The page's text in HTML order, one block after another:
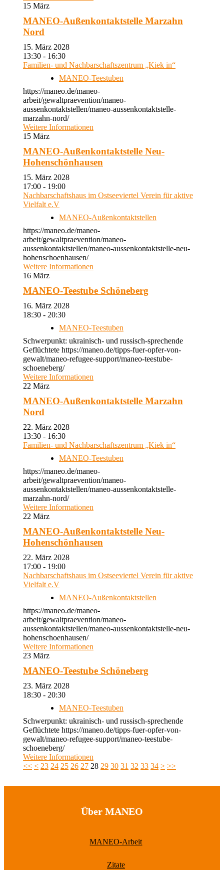
15 März
MANEO-Außenkontaktstelle Marzahn
Nord
15. März 2028
13:30 - 16:30
Familien- und Nachbarschaftszentrum „Kiek in“
MANEO-Teestuben
https://maneo.de/maneo-
arbeit/gewaltpraevention/maneo-
aussenkontaktstellen/maneo-aussenkontaktstelle-
marzahn-nord/
Weitere Informationen
15 März
MANEO-Außenkontaktstelle Neu-
Hohenschönhausen
15. März 2028
17:00 - 19:00
Nachbarschaftshaus im Ostseeviertel Verein für aktive
Vielfalt e.V
MANEO-Außenkontaktstellen
https://maneo.de/maneo-
arbeit/gewaltpraevention/maneo-
aussenkontaktstellen/maneo-aussenkontaktstelle-neu-
hohenschoenhausen/
Weitere Informationen
16 März
MANEO-Teestube Schöneberg
16. März 2028
18:30 - 20:30
MANEO-Teestuben
Schwerpunkt: ukrainisch- und russisch-sprechende
Geflüchtete https://maneo.de/tipps-fuer-opfer-von-
gewalt/maneo-refugee-support/maneo-teestube-
schoeneberg/
Weitere Informationen
22 März
MANEO-Außenkontaktstelle Marzahn
Nord
22. März 2028
13:30 - 16:30
Familien- und Nachbarschaftszentrum „Kiek in“
MANEO-Teestuben
https://maneo.de/maneo-
arbeit/gewaltpraevention/maneo-
aussenkontaktstellen/maneo-aussenkontaktstelle-
marzahn-nord/
Weitere Informationen
22 März
MANEO-Außenkontaktstelle Neu-
Hohenschönhausen
22. März 2028
17:00 - 19:00
Nachbarschaftshaus im Ostseeviertel Verein für aktive
Vielfalt e.V
MANEO-Außenkontaktstellen
https://maneo.de/maneo-
arbeit/gewaltpraevention/maneo-
aussenkontaktstellen/maneo-aussenkontaktstelle-neu-
hohenschoenhausen/
Weitere Informationen
23 März
MANEO-Teestube Schöneberg
23. März 2028
18:30 - 20:30
MANEO-Teestuben
Schwerpunkt: ukrainisch- und russisch-sprechende
Geflüchtete https://maneo.de/tipps-fuer-opfer-von-
gewalt/maneo-refugee-support/maneo-teestube-
schoeneberg/
Weitere Informationen
<< < 23 24 25 26 27 28 29 30 31 32 33 34 > >>
Über MANEO
MANEO-Arbeit
Zitate